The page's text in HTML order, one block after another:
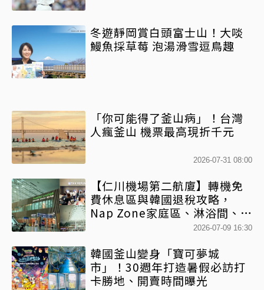
冬遊靜岡賞白頭富士山！大啖
鰻魚採草莓 泡湯滑雪逗鳥趣
「你可能得了釜山病」！台灣
人瘋釜山 機票最高現折千元
2026-07-31 08:00
【仁川機場第二航廈】轉機免
費休息區與韓國退稅攻略，
Nap Zone家庭區、淋浴間、美
2026-07-09 16:30
韓國釜山變身「寶可夢城
市」！30週年打造暑假必訪打
卡勝地、開賣時間曝光